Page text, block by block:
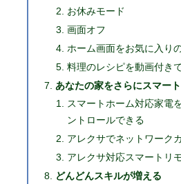
お休みモード
画面オフ
ホーム画面をお気に入り
料理のレシピを動画付き
あなたの家をさらにスマー
スマートホーム対応家電
ントロールできる
アレクサでネットワーク
アレクサ対応スマートリ
どんどんスキルが増える